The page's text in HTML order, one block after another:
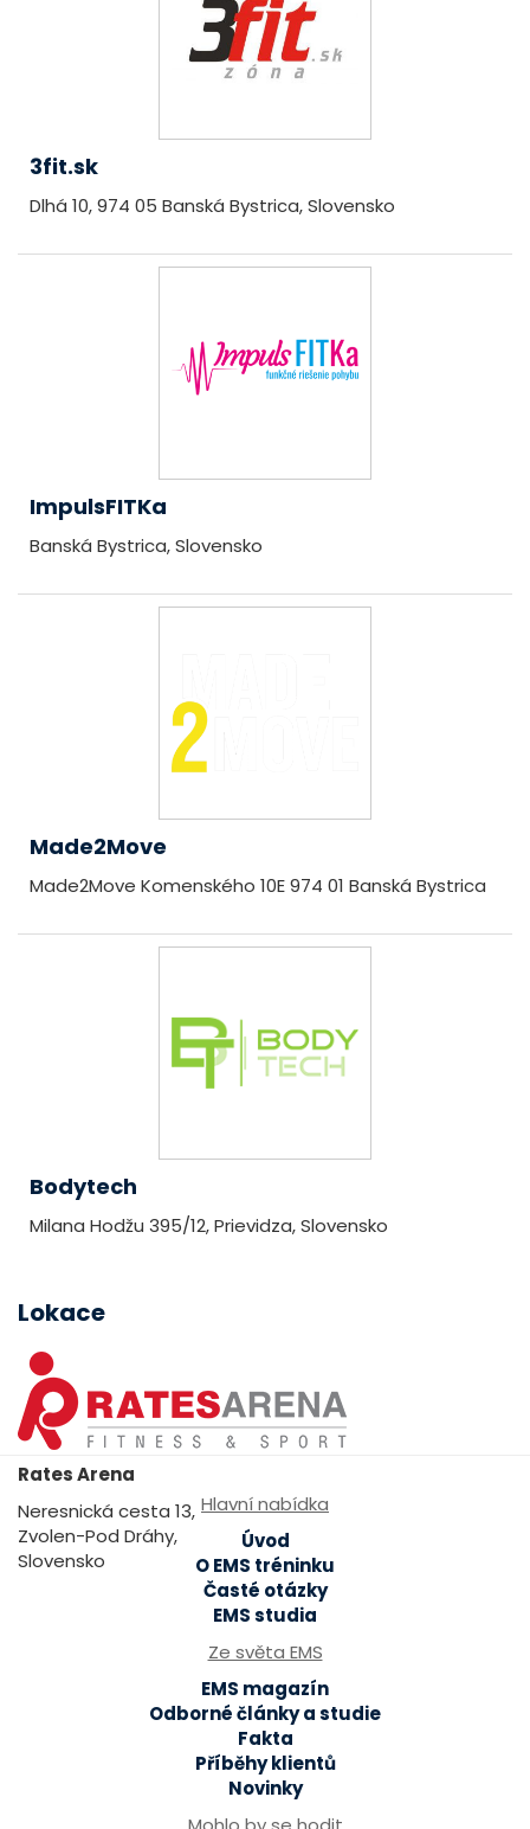
3fit.sk
Dlhá 10, 974 05 Banská Bystrica, Slovensko
ImpulsFITKa
Banská Bystrica, Slovensko
Made2Move
Made2Move Komenského 10E 974 01 Banská Bystrica
Bodytech
Milana Hodžu 395/12, Prievidza, Slovensko
Lokace
Rates Arena
Neresnická cesta 13,
Zvolen-Pod Dráhy,
Slovensko
Hlavní nabídka
Úvod
O EMS tréninku
Časté otázky
EMS studia
Ze světa EMS
EMS magazín
Odborné články a studie
Fakta
Příběhy klientů
Novinky